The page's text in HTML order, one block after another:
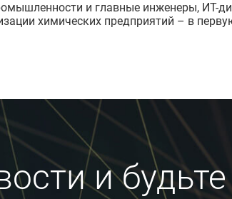
и главные инженеры, ИТ-
химических предприятий – в
и